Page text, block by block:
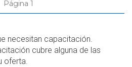
Página 1
necesitan capacitación.
cubre alguna de las
oferta.